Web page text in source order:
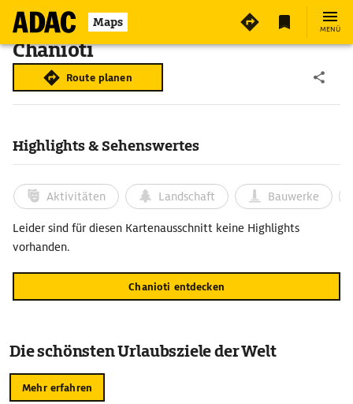
Maps MENÜ
Chanioti
Route planen
Highlights & Sehenswertes
Aktivitäten Landschaft Bauwerke
Leider sind für diesen Kartenausschnitt keine Highlights
vorhanden.
Chanioti entdecken
Die schönsten Urlaubsziele der Welt
Mehr erfahren